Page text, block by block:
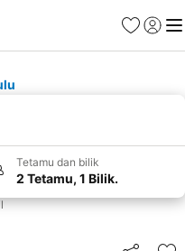
Kegemaran
Daftar
Tetamu dan bilik
2 Tetamu, 1 Bilik.